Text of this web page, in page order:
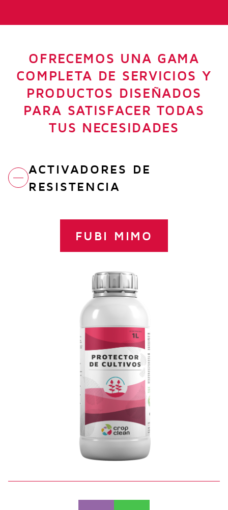
OFRECEMOS UNA GAMA
COMPLETA DE SERVICIOS Y
PRODUCTOS DISEÑADOS
PARA SATISFACER TODAS
TUS NECESIDADES
ACTIVADORES DE
RESISTENCIA
FUBI MIMO